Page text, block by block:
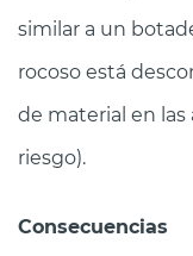
similar a un
rocoso está
de material en
riesgo).
Consecuencias